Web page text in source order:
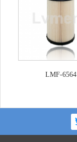
LMF-6564